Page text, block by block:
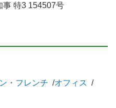
事 特3 154507号
・フレンチ
オフィス